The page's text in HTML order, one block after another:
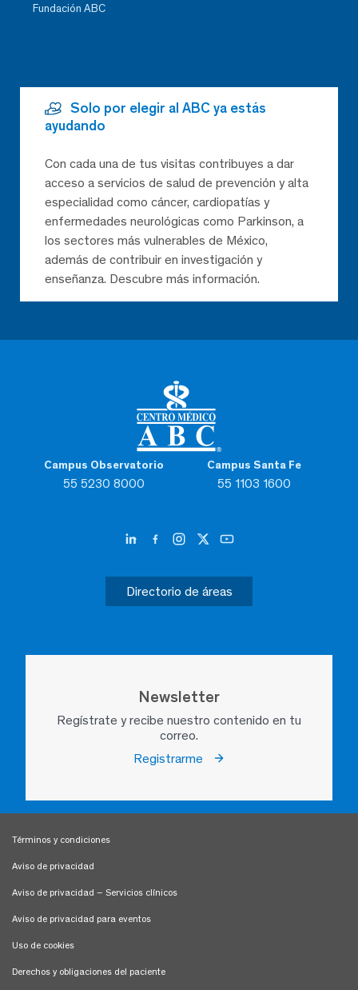
Campus Observatorio
55 5230 8000
Campus Santa Fe
55 1103 1600
Directorio de áreas
Newsletter
Regístrate y recibe nuestro contenido en tu
correo.
Registrarme
Fundación ABC
Solo por elegir al ABC ya estás
ayudando
Con cada una de tus visitas contribuyes a dar
acceso a servicios de salud de prevención y alta
especialidad como cáncer, cardiopatías y
enfermedades neurológicas como Parkinson, a
los sectores más vulnerables de México,
además de contribuir en investigación y
enseñanza. Descubre más información.
Términos y condiciones
Aviso de privacidad
Aviso de privacidad – Servicios clínicos
Aviso de privacidad para eventos
Uso de cookies
Derechos y obligaciones del paciente